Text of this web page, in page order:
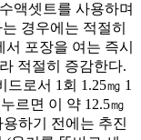
액셋트를 사용하며
경우에는 적절히
포장을 여는 즉시
적절히 증감한다.
드로서 1회 1.25㎎ 1
르면 이 약 12.5㎎
하기 전에는 추진